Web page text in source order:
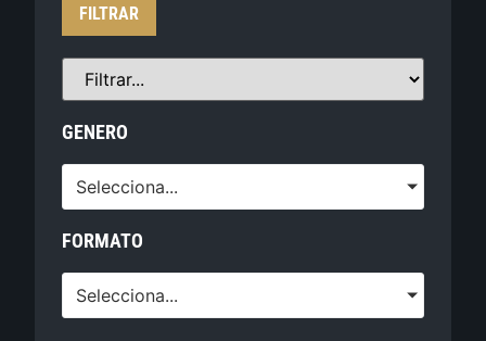
FILTRAR
GENERO
Selecciona...
FORMATO
Selecciona...